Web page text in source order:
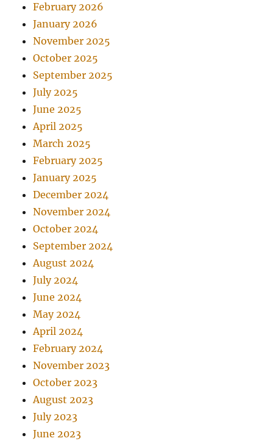
February 2026
January 2026
November 2025
October 2025
September 2025
July 2025
June 2025
April 2025
March 2025
February 2025
January 2025
December 2024
November 2024
October 2024
September 2024
August 2024
July 2024
June 2024
May 2024
April 2024
February 2024
November 2023
October 2023
August 2023
July 2023
June 2023